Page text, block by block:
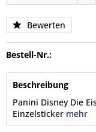
Bewerten
Bestell-Nr.:
Beschreibung
Panini Disney Die
Einzelsticker mehr